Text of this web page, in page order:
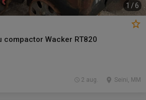
1 /6
compactor Wacker RT820
Seini, MM
2 aug.